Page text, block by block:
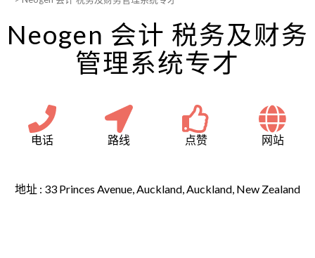
Neogen 会计 税务及财务
管理系统专才
电话 路线 点赞 网站
地址 : 33 Princes Avenue, Auckland, Auckland, New Zealand